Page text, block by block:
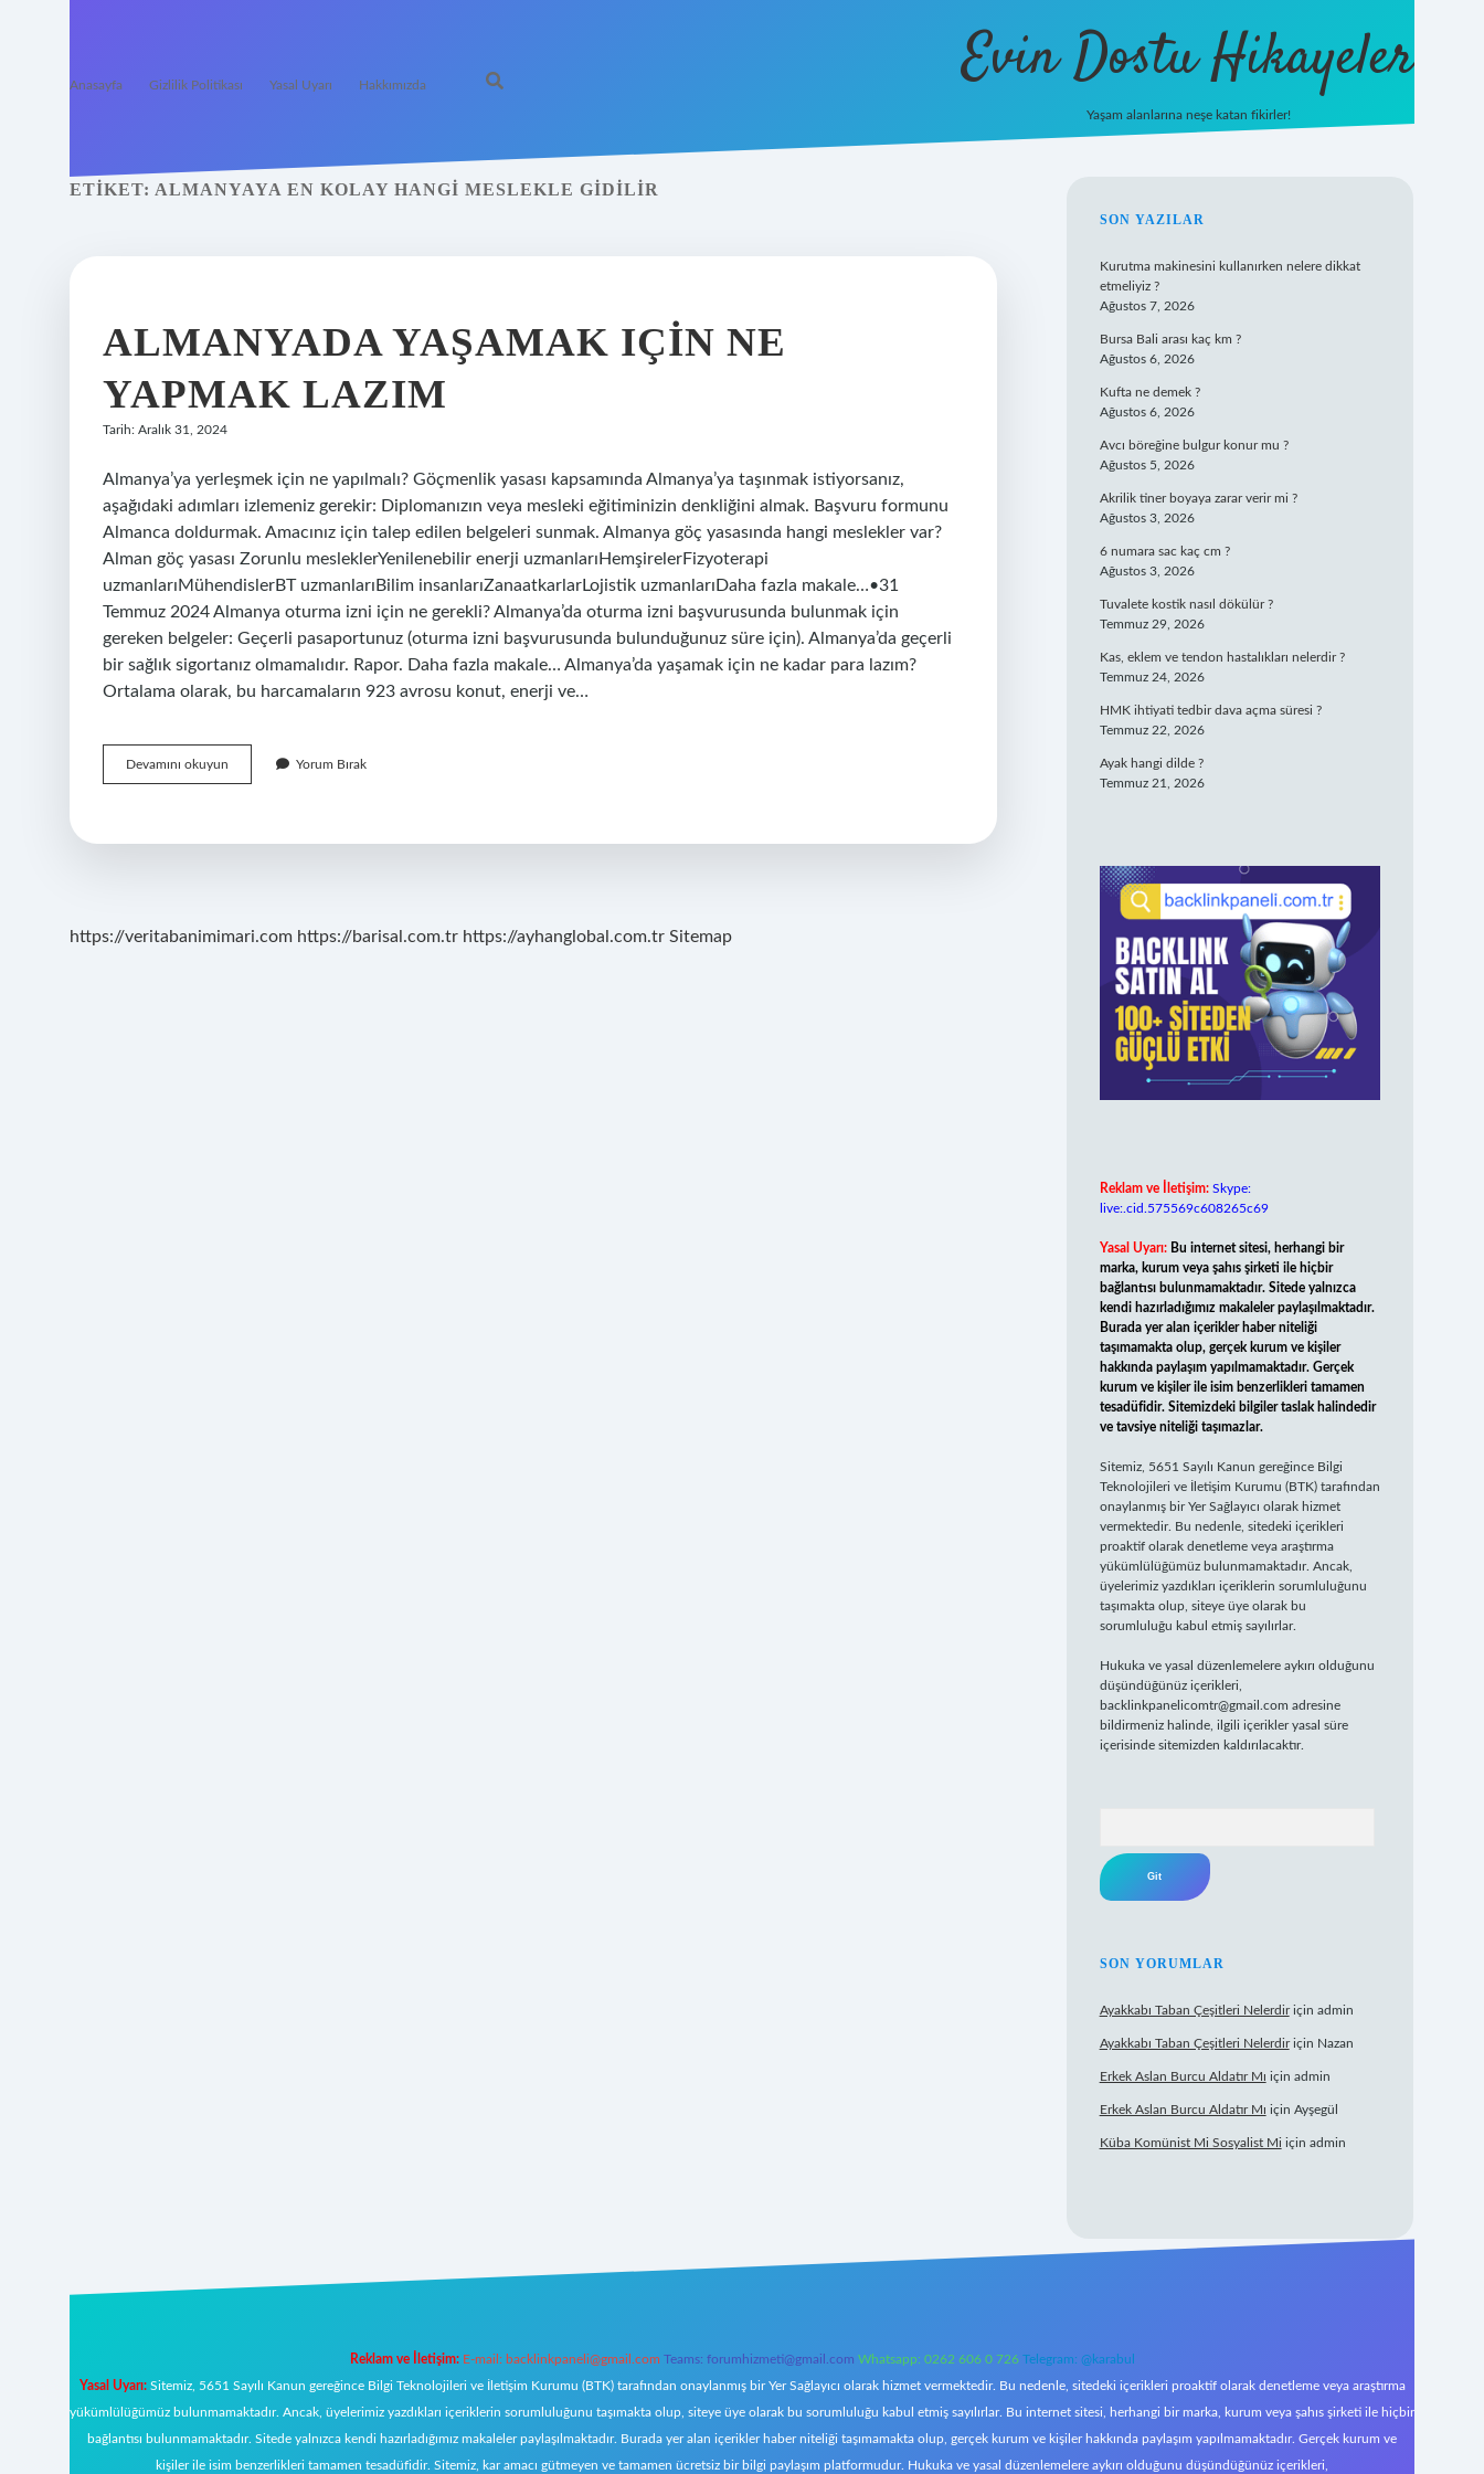
Anasayfa Gizlilik Politikası Yasal Uyarı Hakkımızda Evin Dostu Hikayeler
Yaşam alanlarına neşe katan fikirler!
ETIKET: ALMANYAYA EN KOLAY HANGI MESLEKLE GIDILIR
ALMANYADA YAŞAMAK IÇIN NE
YAPMAK LAZIM
Tarih: Aralık 31, 2024
Almanya’ya yerleşmek için ne yapılmalı? Göçmenlik yasası kapsamında Almanya’ya taşınmak istiyorsanız,
aşağıdaki adımları izlemeniz gerekir: Diplomanızın veya mesleki eğitiminizin denkliğini almak. Başvuru formunu
Almanca doldurmak. Amacınız için talep edilen belgeleri sunmak. Almanya göç yasasında hangi meslekler var?
Alman göç yasası Zorunlu mesleklerYenilenebilir enerji uzmanlarıHemşirelerFizyoterapi
uzmanlarıMühendislerBT uzmanlarıBilim insanlarıZanaatkarlarLojistik uzmanlarıDaha fazla makale…•31
Temmuz 2024 Almanya oturma izni için ne gerekli? Almanya’da oturma izni başvurusunda bulunmak için
gereken belgeler: Geçerli pasaportunuz (oturma izni başvurusunda bulunduğunuz süre için). Almanya’da geçerli
bir sağlık sigortanız olmamalıdır. Rapor. Daha fazla makale… Almanya’da yaşamak için ne kadar para lazım?
Ortalama olarak, bu harcamaların 923 avrosu konut, enerji ve…
Devamını okuyun Almanyada
Yaşamak
Yapmak
Yorum Bırak
https://veritabanimimari.com https://barisal.com.tr https://ayhanglobal.com.tr Sitemap
SIDEBAR
SON YAZILAR
Kurutma makinesini kullanırken nelere dikkat
etmeliyiz ?
Ağustos 7, 2026
Bursa Bali arası kaç km ?
Ağustos 6, 2026
Kufta ne demek ?
Ağustos 6, 2026
Avcı böreğine bulgur konur mu ?
Ağustos 5, 2026
Akrilik tiner boyaya zarar verir mi ?
Ağustos 3, 2026
6 numara sac kaç cm ?
Ağustos 3, 2026
Tuvalete kostik nasıl dökülür ?
Temmuz 29, 2026
Kas, eklem ve tendon hastalıkları nelerdir ?
Temmuz 24, 2026
HMK ihtiyati tedbir dava açma süresi ?
Temmuz 22, 2026
Ayak hangi dilde ?
Temmuz 21, 2026
Reklam ve İletişim: Skype:
live:.cid.575569c608265c69
Yasal Uyarı: Bu internet sitesi, herhangi bir
marka, kurum veya şahıs şirketi ile hiçbir
bağlantısı bulunmamaktadır. Sitede yalnızca
kendi hazırladığımız makaleler paylaşılmaktadır.
Burada yer alan içerikler haber niteliği
taşımamakta olup, gerçek kurum ve kişiler
hakkında paylaşım yapılmamaktadır. Gerçek
kurum ve kişiler ile isim benzerlikleri tamamen
tesadüfidir. Sitemizdeki bilgiler taslak halindedir
ve tavsiye niteliği taşımazlar.
Sitemiz, 5651 Sayılı Kanun gereğince Bilgi
Teknolojileri ve İletişim Kurumu (BTK) tarafından
onaylanmış bir Yer Sağlayıcı olarak hizmet
vermektedir. Bu nedenle, sitedeki içerikleri
proaktif olarak denetleme veya araştırma
yükümlülüğümüz bulunmamaktadır. Ancak,
üyelerimiz yazdıkları içeriklerin sorumluluğunu
taşımakta olup, siteye üye olarak bu
sorumluluğu kabul etmiş sayılırlar.
Hukuka ve yasal düzenlemelere aykırı olduğunu
düşündüğünüz içerikleri,
backlinkpanelicomtr@gmail.com adresine
bildirmeniz halinde, ilgili içerikler yasal süre
içerisinde sitemizden kaldırılacaktır.
SON YORUMLAR
Ayakkabı Taban Çeşitleri Nelerdiriçin admin
Ayakkabı Taban Çeşitleri Nelerdiriçin Nazan
Erkek Aslan Burcu Aldatır Mı için admin
Erkek Aslan Burcu Aldatır Mı için Ayşegül
Küba Komünist Mi Sosyalist Mi için admin
Reklam ve İletişim: E-mail: backlinkpaneli@gmail.com Teams: forumhizmeti@gmail.com Whatsapp: 0262 606 0 726 Telegram: @karabul
Yasal Uyarı:Sitemiz, 5651 Sayılı Kanun gereğince Bilgi Teknolojileri ve İletişim Kurumu (BTK) tarafından onaylanmış bir Yer Sağlayıcı olarak hizmet vermektedir. Bu nedenle, sitedeki içerikleri proaktif olarak denetleme veya araştırma
yükümlülüğümüz bulunmamaktadır. Ancak, üyelerimiz yazdıkları içeriklerin sorumluluğunu taşımakta olup, siteye üye olarak bu sorumluluğu kabul etmiş sayılırlar. Bu internet sitesi, herhangi bir marka, kurum veya şahıs şirketi ile hiçbir
bağlantısı bulunmamaktadır. Sitede yalnızca kendi hazırladığımız makaleler paylaşılmaktadır. Burada yer alan içerikler haber niteliği taşımamakta olup, gerçek kurum ve kişiler hakkında paylaşım yapılmamaktadır. Gerçek kurum ve
kişiler ile isim benzerlikleri tamamen tesadüfidir. Sitemiz, kar amacı gütmeyen ve tamamen ücretsiz bir bilgi paylaşım platformudur. Hukuka ve yasal düzenlemelere aykırı olduğunu düşündüğünüz içerikleri,